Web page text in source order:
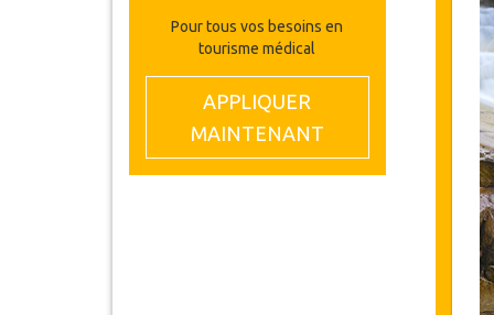
Pour tous vos besoins en
tourisme médical
APPLIQUER
MAINTENANT